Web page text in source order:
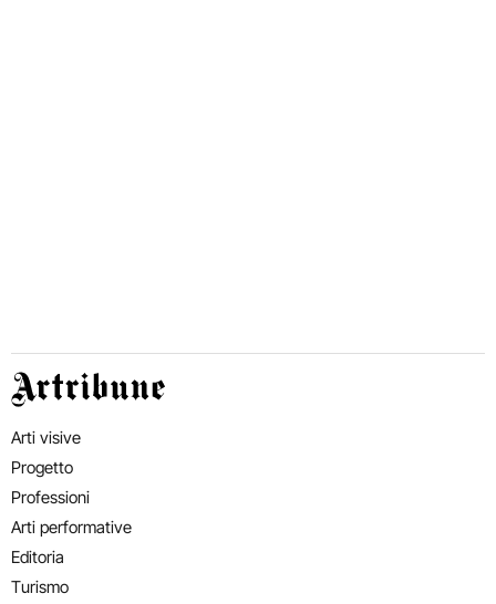
Artribune
Arti visive
Progetto
Professioni
Arti performative
Editoria
Turismo